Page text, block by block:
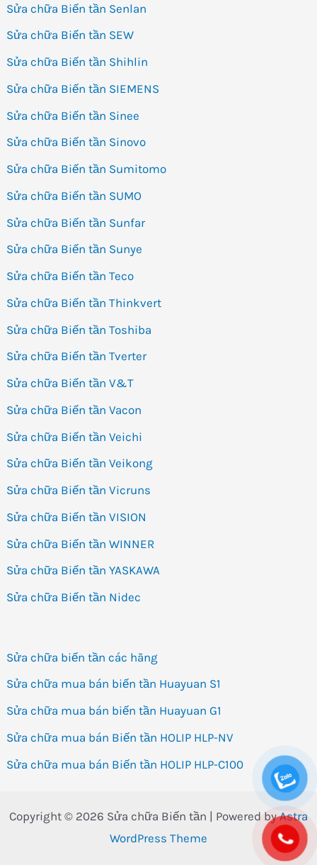
Sửa chữa Biến tần Senlan
Sửa chữa Biến tần SEW
Sửa chữa Biến tần Shihlin
Sửa chữa Biến tần SIEMENS
Sửa chữa Biến tần Sinee
Sửa chữa Biến tần Sinovo
Sửa chữa Biến tần Sumitomo
Sửa chữa Biến tần SUMO
Sửa chữa Biến tần Sunfar
Sửa chữa Biến tần Sunye
Sửa chữa Biến tần Teco
Sửa chữa Biến tần Thinkvert
Sửa chữa Biến tần Toshiba
Sửa chữa Biến tần Tverter
Sửa chữa Biến tần V&T
Sửa chữa Biến tần Vacon
Sửa chữa Biến tần Veichi
Sửa chữa Biến tần Veikong
Sửa chữa Biến tần Vicruns
Sửa chữa Biến tần VISION
Sửa chữa Biến tần WINNER
Sửa chữa Biến tần YASKAWA
Sửa chữa Biến tần Nidec
Sửa chữa biến tần các hãng
Sửa chữa mua bán biến tần Huayuan S1
Sửa chữa mua bán biến tần Huayuan G1
Sửa chữa mua bán Biến tần HOLIP HLP-NV
Sửa chữa mua bán Biến tần HOLIP HLP-C100
Copyright © 2026 Sửa chữa Biến tần | Powered byAstra
WordPress Theme